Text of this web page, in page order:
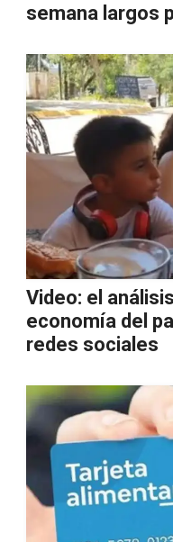
semana largos
Video: el
economía del
redes sociales